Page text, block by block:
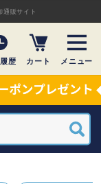
通販サイト
歴 カート メニュー